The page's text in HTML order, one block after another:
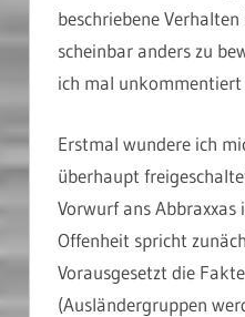
beschriebene
scheinbar anders zu
ich mal unkommentiert
Erstmal wundere ich
überhaupt
Vorwurf ans
Offenheit spricht
Vorausgesetzt die
(Ausländergruppen